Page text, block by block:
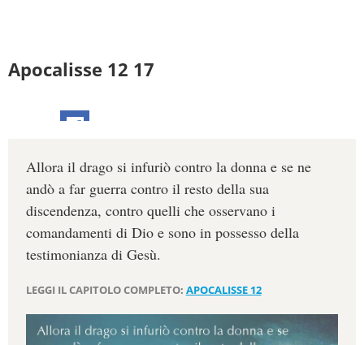
Apocalisse 12 17
Allora il drago si infuriò contro la donna e se ne
andò a far guerra contro il resto della sua
discendenza, contro quelli che osservano i
comandamenti di Dio e sono in possesso della
testimonianza di Gesù.
LEGGI IL CAPITOLO COMPLETO: APOCALISSE 12